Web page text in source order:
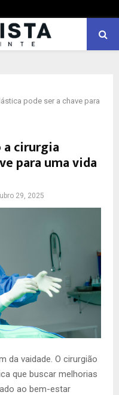
pode ser a chave para
a cirurgia
para uma vida
29, 2025
da vaidade. O cirurgião
que buscar melhorias
ao bem-estar